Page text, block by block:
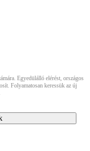
Egyedülálló elérést, országos
Folyamatosan keressük az új